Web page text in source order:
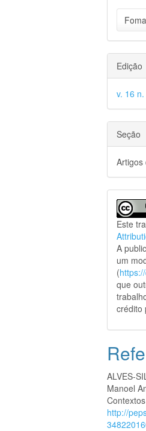
Edição
v. 16
Seção
Artigos
Este
A
um
(
que
crédito
ALVES-
Manoel
http://